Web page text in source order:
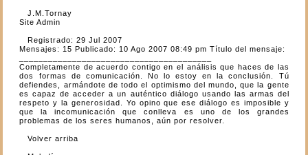
J.M.Tornay
Site Admin
Registrado: 29 Jul 2007
Mensajes: 15 Publicado: 10 Ago 2007 08:49 pm Título del mensaje:
Completamente de acuerdo contigo en el análisis que haces de las
dos formas de comunicación. No lo estoy en la conclusión. Tú
defiendes, armándote de todo el optimismo del mundo, que la gente
es capaz de acceder a un auténtico diálogo usando las armas del
respeto y la generosidad. Yo opino que ese diálogo es imposible y
que la incomunicación que conlleva es uno de los grandes
problemas de los seres humanos, aún por resolver.
Volver arriba